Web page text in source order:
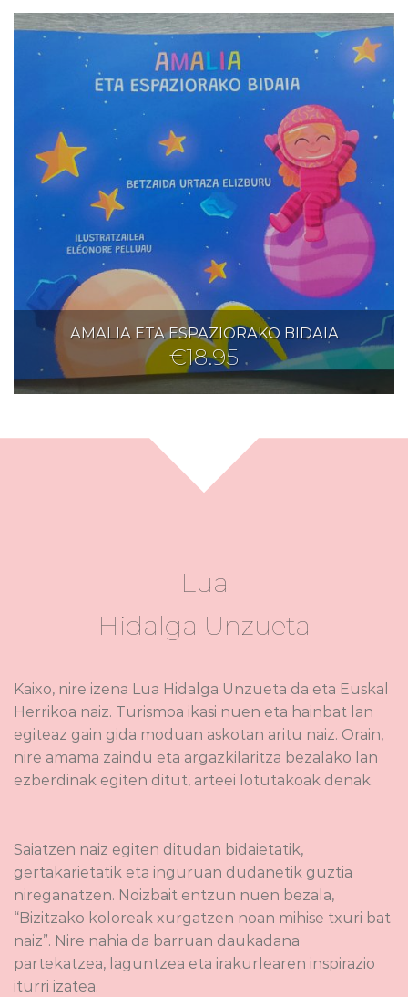
AMALIA ETA ESPAZIORAKO BIDAIA
€18.95
Lua
Hidalga Unzueta
Kaixo, nire izena Lua Hidalga Unzueta da eta Euskal
Herrikoa naiz. Turismoa ikasi nuen eta hainbat lan
egiteaz gain gida moduan askotan aritu naiz. Orain,
nire amama zaindu eta argazkilaritza bezalako lan
ezberdinak egiten ditut, arteei lotutakoak denak.
Saiatzen naiz egiten ditudan bidaietatik,
gertakarietatik eta inguruan dudanetik guztia
nireganatzen. Noizbait entzun nuen bezala,
“Bizitzako koloreak xurgatzen noan mihise txuri bat
naiz”. Nire nahia da barruan daukadana
partekatzea, laguntzea eta irakurlearen inspirazio
iturri izatea.